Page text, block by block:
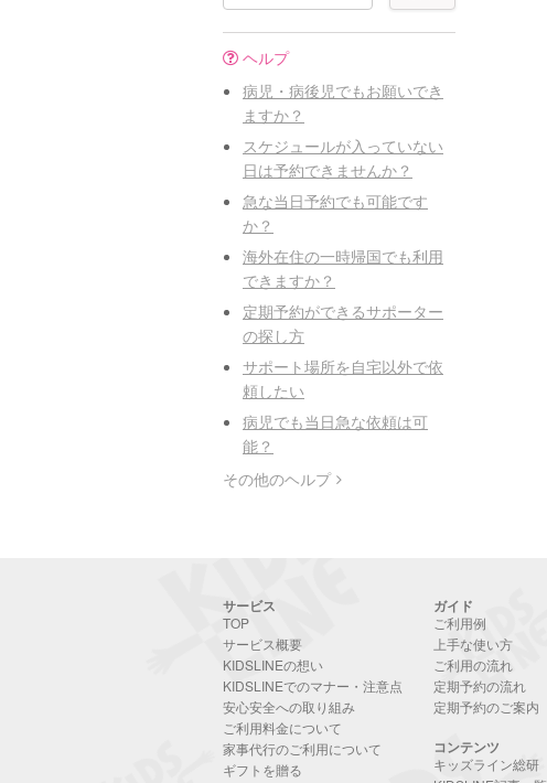
ヘルプ
病児・病後児でもお願いでき
ますか？
スケジュールが入っていない
日は予約できませんか？
急な当日予約でも可能です
か？
海外在住の一時帰国でも利用
できますか？
定期予約ができるサポーター
の探し方
サポート場所を自宅以外で依
頼したい
病児でも当日急な依頼は可
能？
その他のヘルプ
サービス
TOP
サービス概要
KIDSLINEの想い
KIDSLINEでのマナー・注意点
安心安全への取り組み
ご利用料金について
家事代行のご利用について
ギフトを贈る
ガイド
ご利用例
上手な使い方
ご利用の流れ
定期予約の流れ
定期予約のご案内
コンテンツ
キッズライン総研